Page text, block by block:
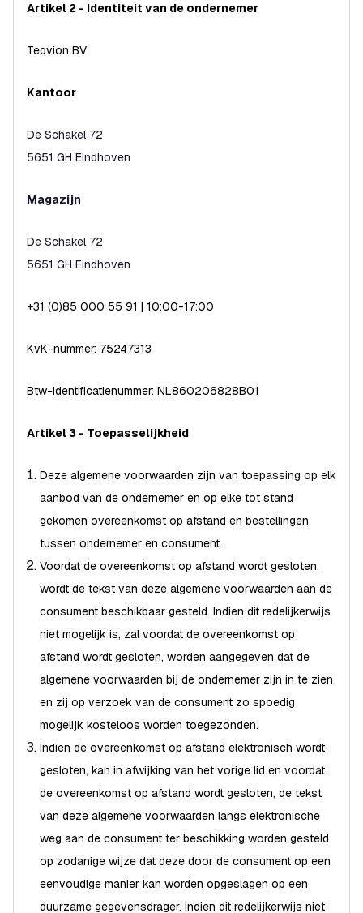
Artikel 2 - Identiteit van de ondernemer
Teqvion BV
Kantoor
De Schakel 72
5651 GH Eindhoven
Magazijn
De Schakel 72
5651 GH Eindhoven
+31 (0)85 000 55 91 | 10:00-17:00
KvK-nummer: 75247313
Btw-identificatienummer: NL860206828B01
Artikel 3 - Toepasselijkheid
Deze algemene voorwaarden zijn van toepassing op elk
aanbod van de ondernemer en op elke tot stand
gekomen overeenkomst op afstand en bestellingen
tussen ondernemer en consument.
Voordat de overeenkomst op afstand wordt gesloten,
wordt de tekst van deze algemene voorwaarden aan de
consument beschikbaar gesteld. Indien dit redelijkerwijs
niet mogelijk is, zal voordat de overeenkomst op
afstand wordt gesloten, worden aangegeven dat de
algemene voorwaarden bij de ondernemer zijn in te zien
en zij op verzoek van de consument zo spoedig
mogelijk kosteloos worden toegezonden.
Indien de overeenkomst op afstand elektronisch wordt
gesloten, kan in afwijking van het vorige lid en voordat
de overeenkomst op afstand wordt gesloten, de tekst
van deze algemene voorwaarden langs elektronische
weg aan de consument ter beschikking worden gesteld
op zodanige wijze dat deze door de consument op een
eenvoudige manier kan worden opgeslagen op een
duurzame gegevensdrager. Indien dit redelijkerwijs niet